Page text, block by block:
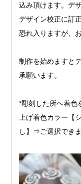
込み頂けます。デ
デザイン校正に訂
恐れ入りますが、
制作を始めますと
承願います。
*彫刻した所へ着色
上げ着色カラー【
し】⇒ご選択でき